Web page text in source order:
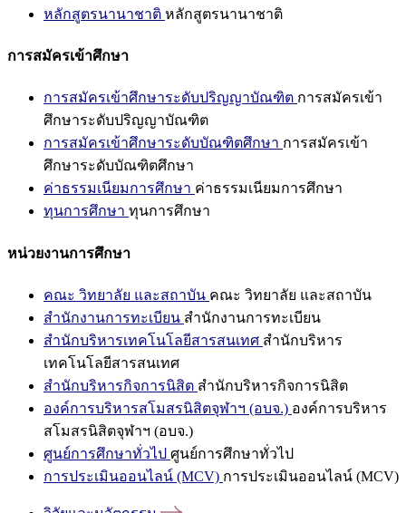
หลักสูตรนานาชาติ หลักสูตรนานาชาติ
การสมัครเข้าศึกษา
การสมัครเข้าศึกษาระดับปริญญาบัณฑิต การสมัครเข้า
ศึกษาระดับปริญญาบัณฑิต
การสมัครเข้าศึกษาระดับบัณฑิตศึกษา การสมัครเข้า
ศึกษาระดับบัณฑิตศึกษา
ค่าธรรมเนียมการศึกษา ค่าธรรมเนียมการศึกษา
ทุนการศึกษา ทุนการศึกษา
หน่วยงานการศึกษา
คณะ วิทยาลัย และสถาบัน คณะ วิทยาลัย และสถาบัน
สำนักงานการทะเบียน สำนักงานการทะเบียน
สำนักบริหารเทคโนโลยีสารสนเทศ สำนักบริหาร
เทคโนโลยีสารสนเทศ
สำนักบริหารกิจการนิสิต สำนักบริหารกิจการนิสิต
องค์การบริหารสโมสรนิสิตจุฬาฯ (อบจ.) องค์การบริหาร
สโมสรนิสิตจุฬาฯ (อบจ.)
ศูนย์การศึกษาทั่วไป ศูนย์การศึกษาทั่วไป
การประเมินออนไลน์ (MCV) การประเมินออนไลน์ (MCV)